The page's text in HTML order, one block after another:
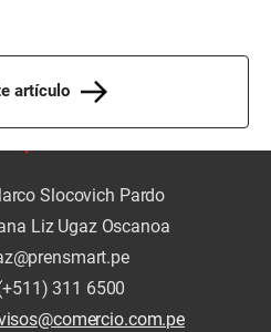
artículo
Slocovich Pardo
Liz Ugaz Oscanoa
311 6500